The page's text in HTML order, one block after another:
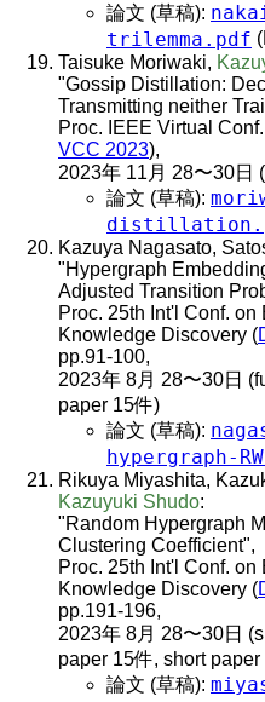
論文 (草稿):
trilemma.pdf
Taisuke Moriwaki,
"Gossip Distillation:
Transmitting neither
Proc. IEEE Virtual
VCC 2023),
2023年 11月 28〜30日
論文 (草稿):
Kazuya Nagasato,
"Hypergraph
Adjusted Transition
Proc. 25th Int'l Conf.
Knowledge Discovery (
pp.91-100,
2023年 8月 28〜30日
paper 15件)
論文 (草稿):
hypergraph-
Rikuya Miyashita,
Kazuyuki Shudo:
"Random Hypergraph
Clustering Coefficient",
Proc. 25th Int'l Conf.
Knowledge Discovery (
pp.191-196,
2023年 8月 28〜30日
paper 15件, short paper
論文 (草稿):